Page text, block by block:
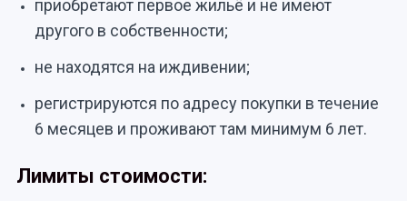
приобретают первое жильё и не имеют
другого в собственности;
не находятся на иждивении;
регистрируются по адресу покупки в течение
6 месяцев и проживают там минимум 6 лет.
Лимиты стоимости: